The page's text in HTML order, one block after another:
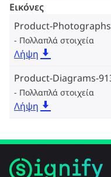
Εικόνες
Product-
Πολλαπλά στοιχεία
Λήψη
Product-Diagrams-
Πολλαπλά στοιχεία
Λήψη